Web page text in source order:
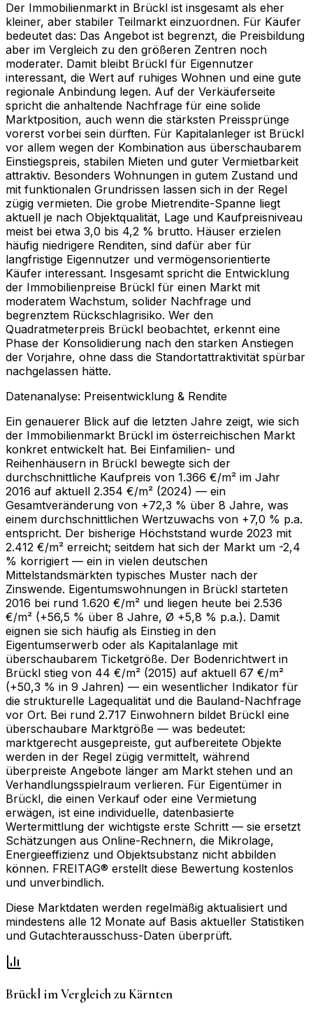
Der Immobilienmarkt in Brückl ist insgesamt als eher
kleiner, aber stabiler Teilmarkt einzuordnen. Für Käufer
bedeutet das: Das Angebot ist begrenzt, die Preisbildung
aber im Vergleich zu den größeren Zentren noch
moderater. Damit bleibt Brückl für Eigennutzer
interessant, die Wert auf ruhiges Wohnen und eine gute
regionale Anbindung legen. Auf der Verkäuferseite
spricht die anhaltende Nachfrage für eine solide
Marktposition, auch wenn die stärksten Preissprünge
vorerst vorbei sein dürften. Für Kapitalanleger ist Brückl
vor allem wegen der Kombination aus überschaubarem
Einstiegspreis, stabilen Mieten und guter Vermietbarkeit
attraktiv. Besonders Wohnungen in gutem Zustand und
mit funktionalen Grundrissen lassen sich in der Regel
zügig vermieten. Die grobe Mietrendite-Spanne liegt
aktuell je nach Objektqualität, Lage und Kaufpreisniveau
meist bei etwa 3,0 bis 4,2 % brutto. Häuser erzielen
häufig niedrigere Renditen, sind dafür aber für
langfristige Eigennutzer und vermögensorientierte
Käufer interessant. Insgesamt spricht die Entwicklung
der Immobilienpreise Brückl für einen Markt mit
moderatem Wachstum, solider Nachfrage und
begrenztem Rückschlagrisiko. Wer den
Quadratmeterpreis Brückl beobachtet, erkennt eine
Phase der Konsolidierung nach den starken Anstiegen
der Vorjahre, ohne dass die Standortattraktivität spürbar
nachgelassen hätte.
Datenanalyse: Preisentwicklung & Rendite
Ein genauerer Blick auf die letzten Jahre zeigt, wie sich
der Immobilienmarkt Brückl im österreichischen Markt
konkret entwickelt hat. Bei Einfamilien- und
Reihenhäusern in Brückl bewegte sich der
durchschnittliche Kaufpreis von 1.366 €/m² im Jahr
2016 auf aktuell 2.354 €/m² (2024) — ein
Gesamtveränderung von +72,3 % über 8 Jahre, was
einem durchschnittlichen Wertzuwachs von +7,0 % p.a.
entspricht. Der bisherige Höchststand wurde 2023 mit
2.412 €/m² erreicht; seitdem hat sich der Markt um -2,4
% korrigiert — ein in vielen deutschen
Mittelstandsmärkten typisches Muster nach der
Zinswende. Eigentumswohnungen in Brückl starteten
2016 bei rund 1.620 €/m² und liegen heute bei 2.536
€/m² (+56,5 % über 8 Jahre, Ø +5,8 % p.a.). Damit
eignen sie sich häufig als Einstieg in den
Eigentumserwerb oder als Kapitalanlage mit
überschaubarem Ticketgröße. Der Bodenrichtwert in
Brückl stieg von 44 €/m² (2015) auf aktuell 67 €/m²
(+50,3 % in 9 Jahren) — ein wesentlicher Indikator für
die strukturelle Lagequalität und die Bauland-Nachfrage
vor Ort. Bei rund 2.717 Einwohnern bildet Brückl eine
überschaubare Marktgröße — was bedeutet:
marktgerecht ausgepreiste, gut aufbereitete Objekte
werden in der Regel zügig vermittelt, während
überpreiste Angebote länger am Markt stehen und an
Verhandlungsspielraum verlieren. Für Eigentümer in
Brückl, die einen Verkauf oder eine Vermietung
erwägen, ist eine individuelle, datenbasierte
Wertermittlung der wichtigste erste Schritt — sie ersetzt
Schätzungen aus Online-Rechnern, die Mikrolage,
Energieeffizienz und Objektsubstanz nicht abbilden
können. FREITAG® erstellt diese Bewertung kostenlos
und unverbindlich.
Diese Marktdaten werden regelmäßig aktualisiert und
mindestens alle 12 Monate auf Basis aktueller Statistiken
und Gutachterausschuss-Daten überprüft.
Brückl im Vergleich zuKärnten